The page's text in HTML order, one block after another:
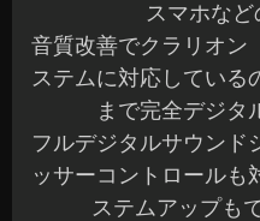
スマホな
音質改善でクラリオ
ステムに対応している
まで完全デジタ
フルデジタルサウンド
ッサーコントロールも
ステムアップも